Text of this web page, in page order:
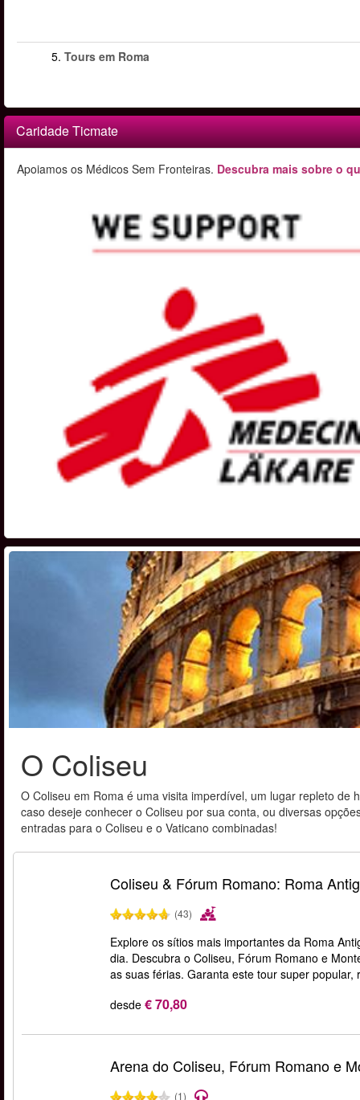
5. Tours em Roma
Caridade Ticmate
Apoiamos os Médicos Sem Fronteiras. Descubra mais sobre o
O Coliseu
O Coliseu em Roma é uma visita imperdível, um lugar repleto
caso deseje conhecer o Coliseu por sua conta, ou diversas
entradas para o Coliseu e o Vaticano combinadas!
Coliseu & Fórum Romano: Roma
(43)
Explore os sítios mais importantes da Roma
dia. Descubra o Coliseu, Fórum Romano e
as suas férias. Garanta este tour super popular,
desde € 70,80
Arena do Coliseu, Fórum Romano e
(1)